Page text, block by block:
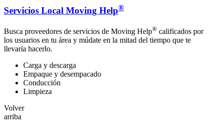
Servicios Local Moving Help®
Busca proveedores de servicios de Moving Help® calificados por
los usuarios en tu área y múdate en la mitad del tiempo que te
llevaría hacerlo.
Carga y descarga
Empaque y desempacado
Conducción
Limpieza
Volver
arriba